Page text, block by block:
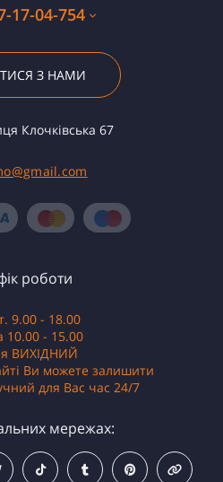
17-04-754
З НАМИ
Клочківська 67
роботи
9.00 - 18.00
10.00 - 15.00
ВИХІДНИЙ
Ви можете залишити
для Вас час 24/7
мережах: